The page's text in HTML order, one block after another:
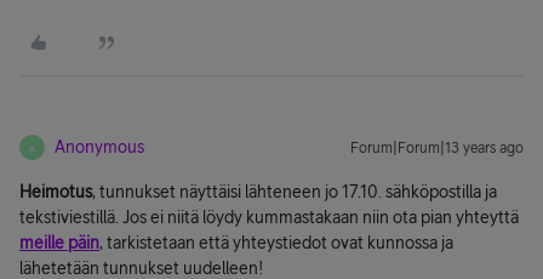
A Anonymous Forum|Forum|13 years ago
Heimotus, tunnukset näyttäisi lähteneen jo 17.10. sähköpostilla ja
tekstiviestillä. Jos ei niitä löydy kummastakaan niin ota pian yhteyttä
meille päin, tarkistetaan että yhteystiedot ovat kunnossa ja
lähetetään tunnukset uudelleen!